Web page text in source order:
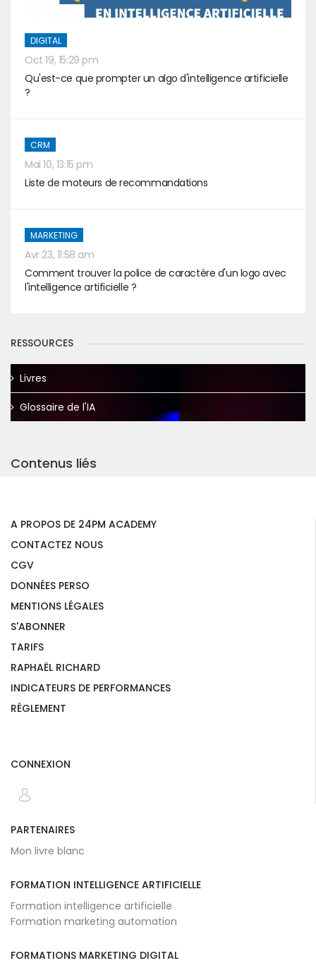
DIGITAL
Oct 19, 15:29 pm
Qu'est-ce que prompter un algo d'intelligence artificielle
?
CRM
Mai 10, 13:15 pm
Liste de moteurs de recommandations
MARKETING
Avr 23, 11:58 am
Comment trouver la police de caractère d'un logo avec
l'intelligence artificielle ?
RESSOURCES
Livres
Glossaire de l'IA
Contenus liés
A PROPOS DE 24PM ACADEMY
CONTACTEZ NOUS
CGV
DONNÉES PERSO
MENTIONS LÉGALES
S'ABONNER
TARIFS
RAPHAËL RICHARD
INDICATEURS DE PERFORMANCES
RÉGLEMENT
CONNEXION
PARTENAIRES
Mon livre blanc
FORMATION INTELLIGENCE ARTIFICIELLE
Formation intelligence artificielle
Formation marketing automation
FORMATIONS MARKETING DIGITAL